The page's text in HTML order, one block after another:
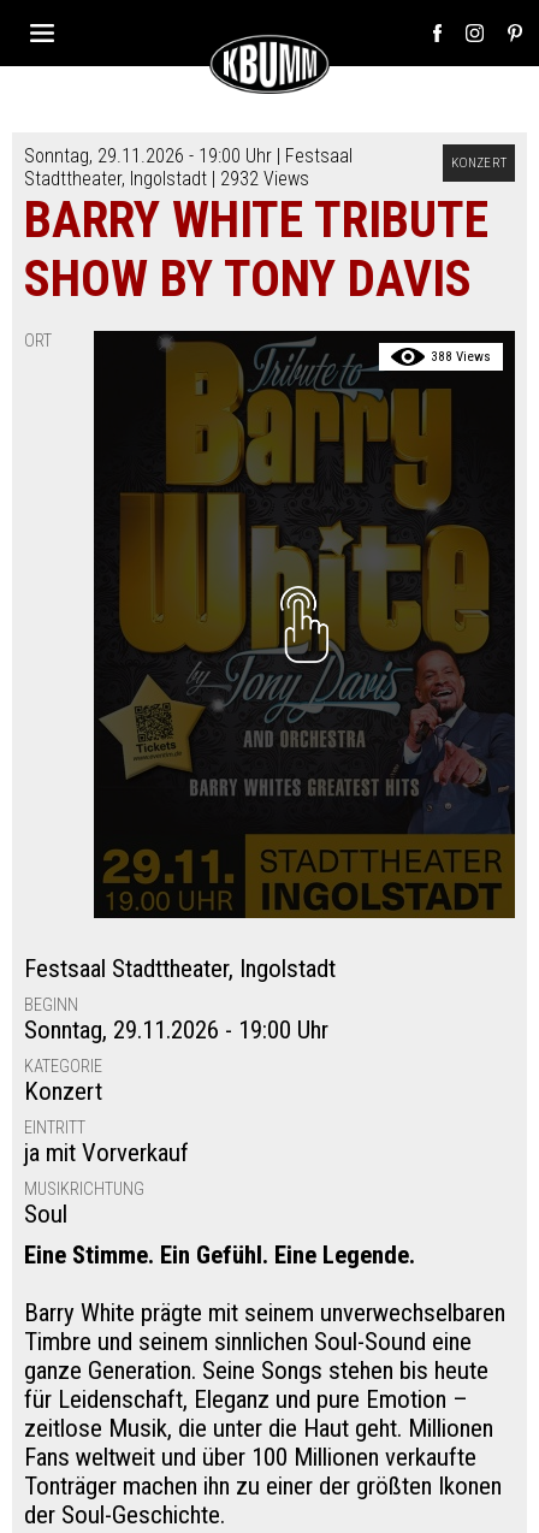
KONZERT
Sonntag, 29.11.2026 - 19:00 Uhr | Festsaal
Stadttheater, Ingolstadt | 2932 Views
BARRY WHITE TRIBUTE
SHOW BY TONY DAVIS
388 Views
ORT
Festsaal Stadttheater, Ingolstadt
BEGINN
Sonntag, 29.11.2026 - 19:00 Uhr
KATEGORIE
Konzert
EINTRITT
ja mit Vorverkauf
MUSIKRICHTUNG
Soul
Eine Stimme. Ein Gefühl. Eine Legende.
Barry White prägte mit seinem unverwechselbaren
Timbre und seinem sinnlichen Soul-Sound eine
ganze Generation. Seine Songs stehen bis heute
für Leidenschaft, Eleganz und pure Emotion –
zeitlose Musik, die unter die Haut geht. Millionen
Fans weltweit und über 100 Millionen verkaufte
Tonträger machen ihn zu einer der größten Ikonen
der Soul-Geschichte.